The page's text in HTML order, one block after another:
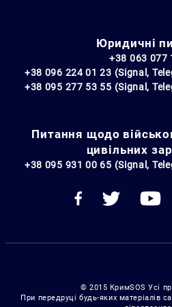
Юридичні
+38 063 077
+38 096 224 01 23 (Signal,
+38 095 277 53 55 (Signal,
Питання щодо
цивільних
+38 095 931 00 65 (Signal,
© 2015 КримSOS Усі
При передруці будь-яких матеріалів